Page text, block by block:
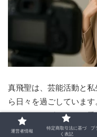
真飛聖は、芸能活動と
ら日々を過ごしていま
の、インタビューでは
ついて触れることがあ
運営者情報
特定商取引法に基づ
く表記
プ